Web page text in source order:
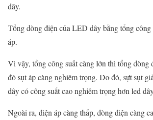
dây.
Tổng dòng điện của LED dây bằng tổng công
áp.
Vì vậy, tổng công suất càng lớn thì tổng dòng
đó sụt áp càng nghiêm trọng. Do đó, sựt sụt
dây có công suất cao nghiêm trọng hơn led
Ngoài ra, điện áp càng thấp, dòng điện càng